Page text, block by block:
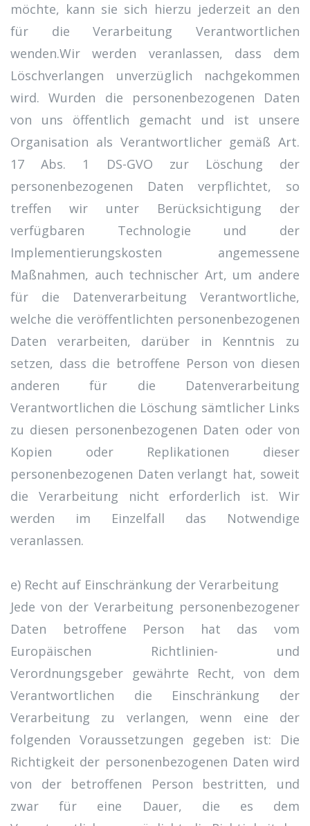
möchte, kann sie sich hierzu jederzeit an den
für die Verarbeitung Verantwortlichen
wenden.Wir werden veranlassen, dass dem
Löschverlangen unverzüglich nachgekommen
wird. Wurden die personenbezogenen Daten
von uns öffentlich gemacht und ist unsere
Organisation als Verantwortlicher gemäß Art.
17 Abs. 1 DS-GVO zur Löschung der
personenbezogenen Daten verpflichtet, so
treffen wir unter Berücksichtigung der
verfügbaren Technologie und der
Implementierungskosten angemessene
Maßnahmen, auch technischer Art, um andere
für die Datenverarbeitung Verantwortliche,
welche die veröffentlichten personenbezogenen
Daten verarbeiten, darüber in Kenntnis zu
setzen, dass die betroffene Person von diesen
anderen für die Datenverarbeitung
Verantwortlichen die Löschung sämtlicher Links
zu diesen personenbezogenen Daten oder von
Kopien oder Replikationen dieser
personenbezogenen Daten verlangt hat, soweit
die Verarbeitung nicht erforderlich ist. Wir
werden im Einzelfall das Notwendige
veranlassen.
e) Recht auf Einschränkung der Verarbeitung
Jede von der Verarbeitung personenbezogener
Daten betroffene Person hat das vom
Europäischen Richtlinien- und
Verordnungsgeber gewährte Recht, von dem
Verantwortlichen die Einschränkung der
Verarbeitung zu verlangen, wenn eine der
folgenden Voraussetzungen gegeben ist: Die
Richtigkeit der personenbezogenen Daten wird
von der betroffenen Person bestritten, und
zwar für eine Dauer, die es dem